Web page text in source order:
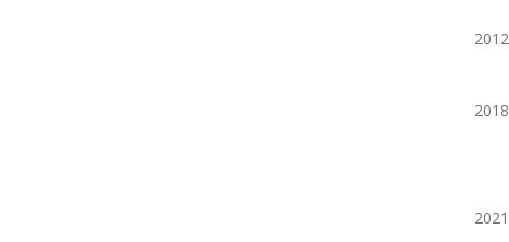
2012
2018
2021